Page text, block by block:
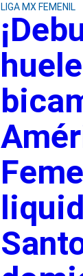
LIGA MX FEMENIL